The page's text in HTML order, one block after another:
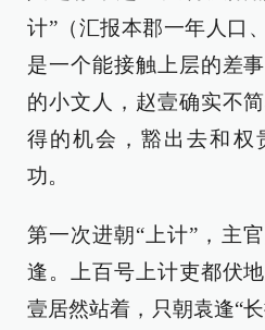
计”（汇报本郡一年人口
是一个能接触上层的差
的小文人，赵壹确实不
得的机会，豁出去和权
功。
第一次进朝“上计”，主
逢。上百号上计吏都伏
壹居然站着，只朝袁逢“